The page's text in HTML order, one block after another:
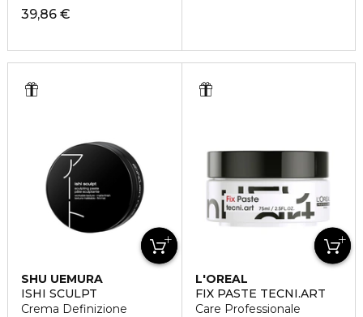
39,86 €
SHU UEMURA
ISHI SCULPT
Crema Definizione
L'OREAL
PROFESSIONNEL
FIX PASTE TECNI.ART
Care Professionale